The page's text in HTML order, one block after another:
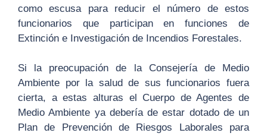
como escusa para reducir el número de estos
funcionarios que participan en funciones de
Extinción e Investigación de Incendios Forestales.
Si la preocupación de la Consejería de Medio
Ambiente por la salud de sus funcionarios fuera
cierta, a estas alturas el Cuerpo de Agentes de
Medio Ambiente ya debería de estar dotado de un
Plan de Prevención de Riesgos Laborales para